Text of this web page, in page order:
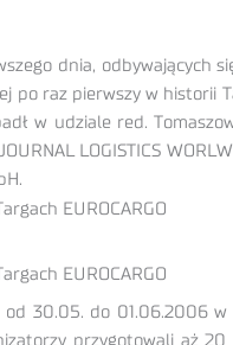
dnia, odbywających
po raz pierwszy w historii
w udziale red. Tomaszowi
JOURNAL LOGISTICS
30.05. do 01.06.2006 w
przygotowali aż